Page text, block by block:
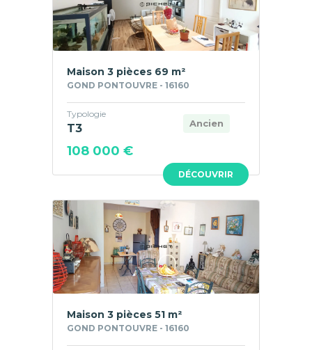
DÉCOUVRIR
Maison 3 pièces 69 m²
GOND PONTOUVRE - 16160
Ancien
Typologie
T3
108 000 €
Maison 3 pièces 51 m²
GOND PONTOUVRE - 16160